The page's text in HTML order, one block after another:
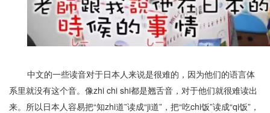
中文的一些读音对于日本人来说是很难的，因为他们的语言体
系里就没有这个音。像zhi chi shi都是翘舌音，对于他们就很难读出
来。 所以日本人容易把“知zhi道”读成“ji道”，把“吃chi饭”读成“qi饭”，